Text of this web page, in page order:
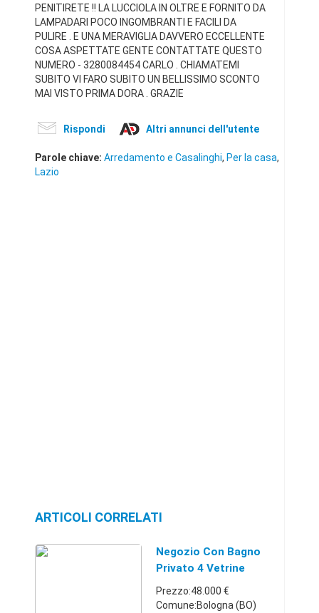
PENITIRETE !! LA LUCCIOLA IN OLTRE E FORNITO DA
LAMPADARI POCO INGOMBRANTI E FACILI DA
PULIRE . E UNA MERAVIGLIA DAVVERO ECCELLENTE
COSA ASPETTATE GENTE CONTATTATE QUESTO
NUMERO - 3280084454 CARLO . CHIAMATEMI
SUBITO VI FARO SUBITO UN BELLISSIMO SCONTO
MAI VISTO PRIMA DORA . GRAZIE
Rispondi Altri annunci dell'utente
Parole chiave: Arredamento e Casalinghi, Per la casa,
Lazio
ARTICOLI CORRELATI
Negozio Con Bagno
Privato 4 Vetrine
Sottoportico
Prezzo:48.000 €
Comune:Bologna (BO)